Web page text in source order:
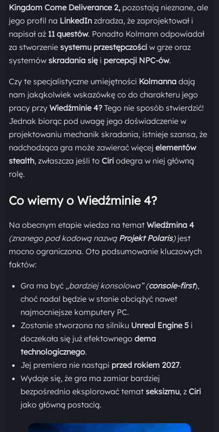
Kingdom Come Deliverance 2,pozostają nieznane, ale
jego profil na LinkedInzdradza, że zaprojektował i
napisał aż 11 questów. Ponadto Kolmann odpowiadał
za stworzenie systemu przestępczościw grze oraz
systemów skradania sięi percepcji NPC-ów.
Czy te specjalistyczne umiejętności Kolmannadają
nam jakąkolwiek wskazówkę co do charakteru jego
pracy przy Wiedźminie 4?Tego nie sposób stwierdzić!
Jednak biorąc pod uwagę jego doświadczenie w
projektowaniu mechanik skradania, istnieje szansa, że
nadchodząca gra może zawierać więcej elementów
stealth, zwłaszcza jeśli to Ciriodegra w niej główną
rolę.
Co wiemy o Wiedźminie 4?
Na obecnym etapie wiedza na temat Wiedźmina 4
(znanego pod kodową nazwą Projekt Polaris)jest
mocno ograniczona. Oto podsumowanie kluczowych
faktów:
Gra ma być „bardziej konsolowa” (console-first),
choć nadal będzie w stanie obciążyć nawet
najmocniejsze komputery PC.
Zostanie stworzona na silniku Unreal Engine 5i
doczekała się już efektownego dema
technologicznego.
Jej premiera nie nastąpi przed rokiem 2027.
Wydaje się, że gra ma zamiar bardziej
bezpośrednio eksplorować temat seksizmu, z Ciri
jako główną postacią.